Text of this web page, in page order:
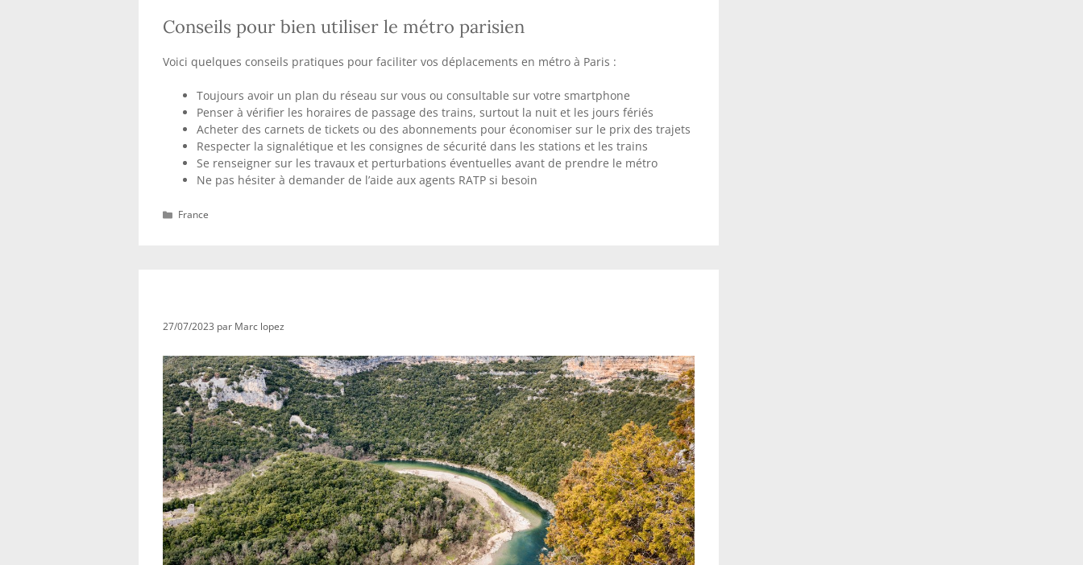
Conseils pour bien utiliser le métro parisien
Voici quelques conseils pratiques pour faciliter vos déplacements en métro à Paris :
Toujours avoir un plan du réseau sur vous ou consultable sur votre smartphone
Penser à vérifier les horaires de passage des trains, surtout la nuit et les jours fériés
Acheter des carnets de tickets ou des abonnements pour économiser sur le prix des trajets
Respecter la signalétique et les consignes de sécurité dans les stations et les trains
Se renseigner sur les travaux et perturbations éventuelles avant de prendre le métro
Ne pas hésiter à demander de l’aide aux agents RATP si besoin
Catégories
France
27/07/2023 par Marc lopez